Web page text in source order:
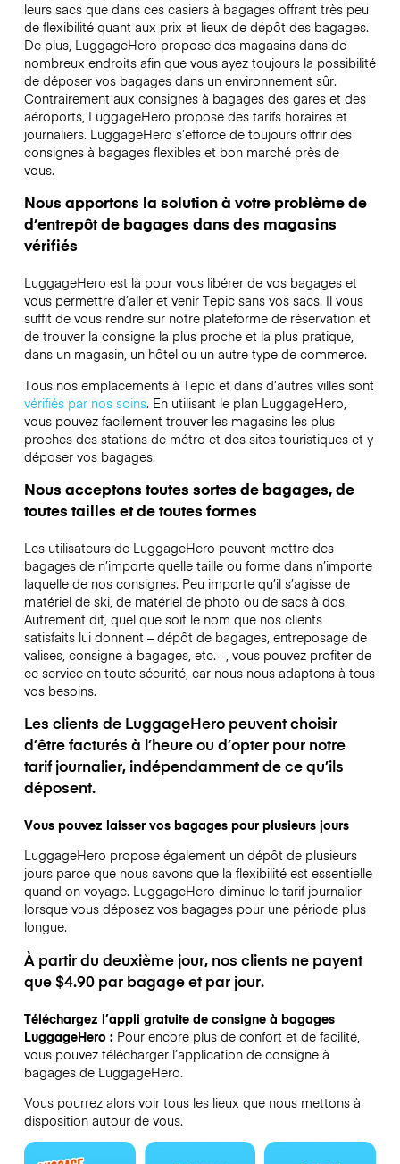
leurs sacs que dans ces casiers à bagages offrant très peu
de flexibilité quant aux prix et lieux de dépôt des bagages.
De plus, LuggageHero propose des magasins dans de
nombreux endroits afin que vous ayez toujours la possibilité
de déposer vos bagages dans un environnement sûr.
Contrairement aux consignes à bagages des gares et des
aéroports, LuggageHero propose des tarifs horaires et
journaliers. LuggageHero s’efforce de toujours offrir des
consignes à bagages flexibles et bon marché près de
vous.
Nous apportons la solution à votre problème de
d’entrepôt de bagages dans des magasins
vérifiés
LuggageHero est là pour vous libérer de vos bagages et
vous permettre d’aller et venir Tepic sans vos sacs. Il vous
suffit de vous rendre sur notre plateforme de réservation et
de trouver la consigne la plus proche et la plus pratique,
dans un magasin, un hôtel ou un autre type de commerce.
Tous nos emplacements à Tepic et dans d’autres villes sont
vérifiés par nos soins. En utilisant le plan LuggageHero,
vous pouvez facilement trouver les magasins les plus
proches des stations de métro et des sites touristiques et y
déposer vos bagages.
Nous acceptons toutes sortes de bagages, de
toutes tailles et de toutes formes
Les utilisateurs de LuggageHero peuvent mettre des
bagages de n’importe quelle taille ou forme dans n’importe
laquelle de nos consignes. Peu importe qu’il s’agisse de
matériel de ski, de matériel de photo ou de sacs à dos.
Autrement dit, quel que soit le nom que nos clients
satisfaits lui donnent – dépôt de bagages, entreposage de
valises, consigne à bagages, etc. –, vous pouvez profiter de
ce service en toute sécurité, car nous nous adaptons à tous
vos besoins.
Les clients de LuggageHero peuvent choisir
d’être facturés à l’heure ou d’opter pour notre
tarif journalier, indépendamment de ce qu’ils
déposent.
Vous pouvez laisser vos bagages pour plusieurs jours
LuggageHero propose également un dépôt de plusieurs
jours parce que nous savons que la flexibilité est essentielle
quand on voyage. LuggageHero diminue le tarif journalier
lorsque vous déposez vos bagages pour une période plus
longue.
À partir du deuxième jour, nos clients ne payent
que $4.90 par bagage et par jour.
Téléchargez l’appli gratuite de consigne à bagages
LuggageHero :Pour encore plus de confort et de facilité,
vous pouvez télécharger l’application de consigne à
bagages de LuggageHero.
Vous pourrez alors voir tous les lieux que nous mettons à
disposition autour de vous.